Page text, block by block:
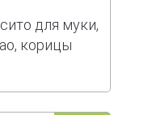
для муки,
корицы